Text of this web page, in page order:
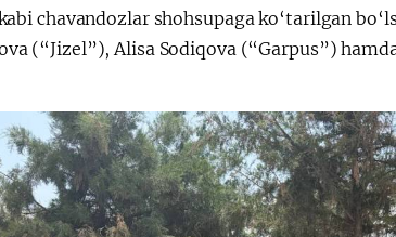
chavandozlar shohsupaga ko‘tarilgan
(“Jizel”), Alisa Sodiqova (“Garpus”)